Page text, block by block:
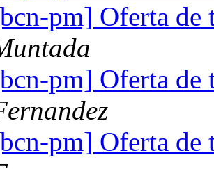
pm] Oferta
pm] Oferta
pm] Oferta